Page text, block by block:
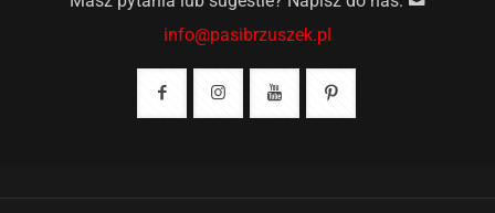
info@pasibrzuszek.pl